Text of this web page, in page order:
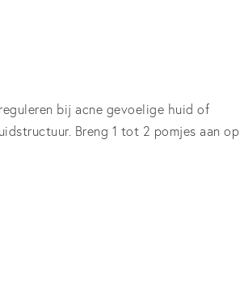
bij acne gevoelige huid of
Breng 1 tot 2 pomjes aan op